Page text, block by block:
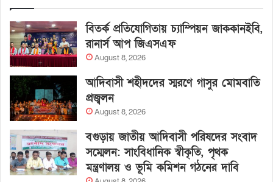
বিতর্ক প্রতিযোগিতায় চ্যাম্পিয়ন জাককানইবি,
রানার্স আপ জিএসএফ
August 8, 2026
আদিবাসী শহীদদের স্মরণে গাসুর মোমবাতি
প্রজ্বলন
August 8, 2026
বগুড়ায় জাতীয় আদিবাসী পরিষদের সংবাদ
সম্মেলন: সাংবিধানিক স্বীকৃতি, পৃথক
মন্ত্রণালয় ও ভূমি কমিশন গঠনের দাবি